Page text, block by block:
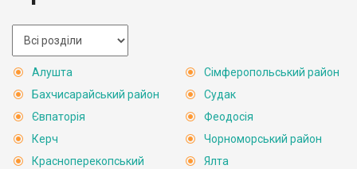
Алушта
Бахчисарайський район
Євпаторія
Керч
Красноперекопський
Сімферопольський район
Судак
Феодосія
Чорноморський район
Ялта